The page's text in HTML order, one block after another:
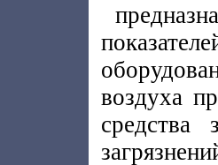
воздуха
средства